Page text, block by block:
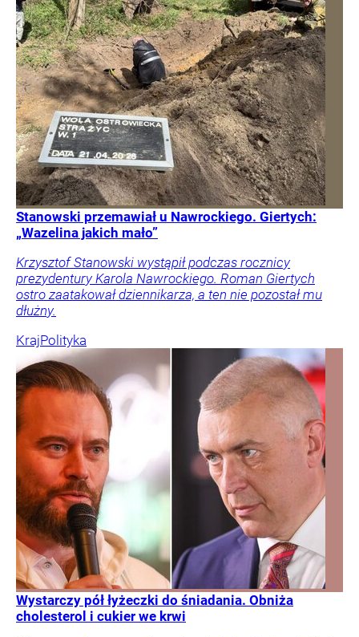
Stanowski przemawiał u Nawrockiego. Giertych:
„Wazelina jakich mało”
Krzysztof Stanowski wystąpił podczas rocznicy
prezydentury Karola Nawrockiego. Roman Giertych
ostro zaatakował dziennikarza, a ten nie pozostał mu
dłużny.
KrajPolityka
Wystarczy pół łyżeczki do śniadania. Obniża
cholesterol i cukier we krwi